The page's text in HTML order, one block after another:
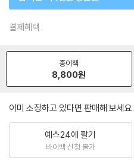
결제혜택
종이책
8,800원
이미 소장하고 있다면 판매해 보세요.
예스24에 팔기
바이백 신청 불가